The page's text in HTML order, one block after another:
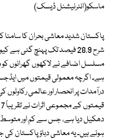
ماسکو(انٹرنیشنل ڈیسک)
پاکستان شدید معاشی بحران کا
شرح 28.9 فیصد تک پہنچ گئی
مسلسل اضافے نے لاکھوں گھرانوں کو
ہے۔ اگرچہ معمولی قیمتوں میں
درآمدات پر انحصار اور عالمی رکاوٹوں
دھکیل دیا ہے، جس سے کم اور متوسط
ہوئے ہیں۔ یہ معاشی دباؤ پاکستان